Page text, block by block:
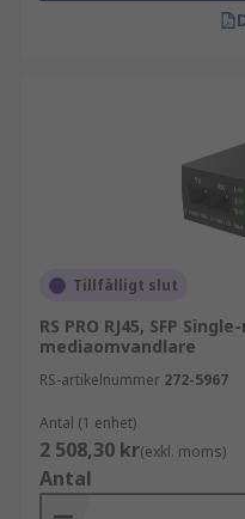
Tillfälligt slut
RS PRO RJ45, SFP
mediaomvandlare
RS-artikelnummer 272-5967
Antal (1 enhet)
2 508,30 kr(exkl. moms)
Antal